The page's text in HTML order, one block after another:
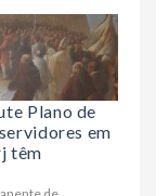
Plano de
em
têm